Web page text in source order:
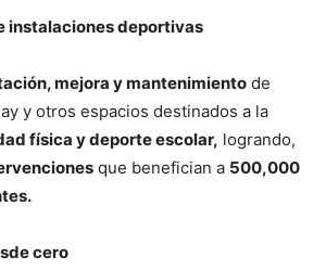
instalaciones deportivas
mejora y mantenimiento de
y otros espacios destinados a la
física y deporte escolar, logrando,
que benefician a 500,000
cero